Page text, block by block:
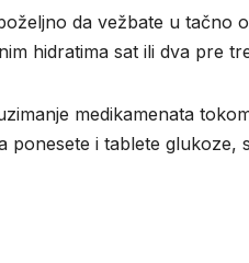
da vežbate u tačno
hidratima sat ili dva pre
medikamenata
ponesete i tablete